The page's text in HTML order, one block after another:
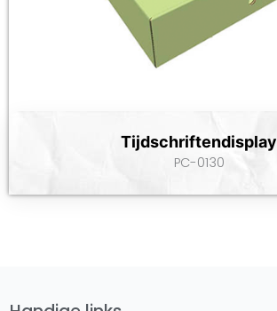
Tijdschriftendisplay
PC-0130